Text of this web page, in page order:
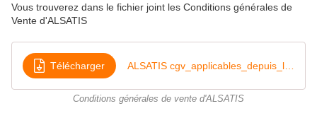
Vous trouverez dans le fichier joint les Conditions générales de
Vente d'ALSATIS
Télécharger
Conditions générales de vente d'ALSATIS